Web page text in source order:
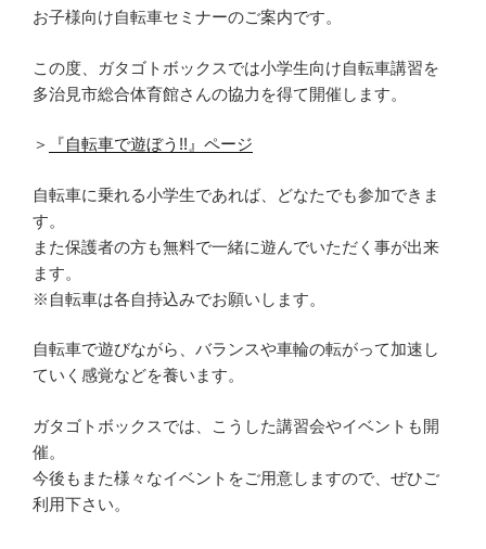
お子様向け自転車セミナーのご案内です。
この度、ガタゴトボックスでは小学生向け自転車講習を
多治見市総合体育館さんの協力を得て開催します。
＞ 『自転車で遊ぼう!!』ページ
自転車に乗れる小学生であれば、どなたでも参加できま
す。
また保護者の方も無料で一緒に遊んでいただく事が出来
ます。
※自転車は各自持込みでお願いします。
自転車で遊びながら、バランスや車輪の転がって加速し
ていく感覚などを養います。
ガタゴトボックスでは、こうした講習会やイベントも開
催。
今後もまた様々なイベントをご用意しますので、ぜひご
利用下さい。